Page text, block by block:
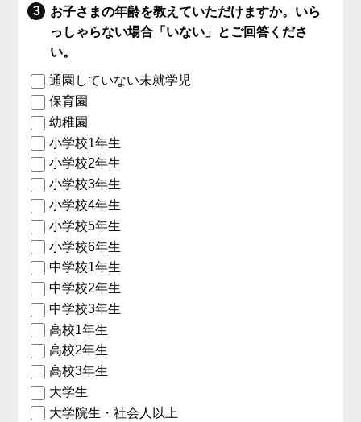
お子さまの年齢を教えていただけますか。いら
っしゃらない場合「いない」とご回答くださ
い。
通園していない未就学児
保育園
幼稚園
小学校1年生
小学校2年生
小学校3年生
小学校4年生
小学校5年生
小学校6年生
中学校1年生
中学校2年生
中学校3年生
高校1年生
高校2年生
高校3年生
大学生
大学院生・社会人以上